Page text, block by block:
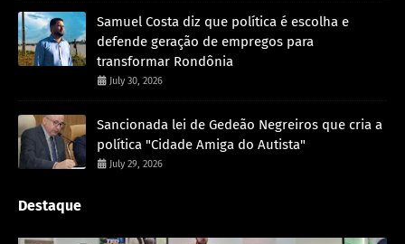
Samuel Costa diz que política é escolha e
defende geração de empregos para
transformar Rondônia
July 30, 2026
Sancionada lei de Gedeão Negreiros que cria a
política "Cidade Amiga do Autista"
July 29, 2026
Destaque